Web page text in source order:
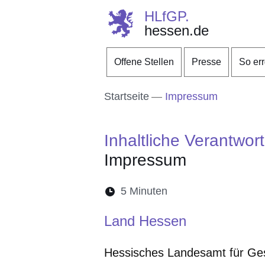
Direkt zum Kopf der
Direkt zum Inhalt
Direkt zum Fuß der
HLfGP.
hessen.de
Offene Stellen Presse So
Startseite Impressum
Inhaltliche
Impressum
Lesedauer:
5 Minuten
Land Hessen
Hessisches Landesamt für